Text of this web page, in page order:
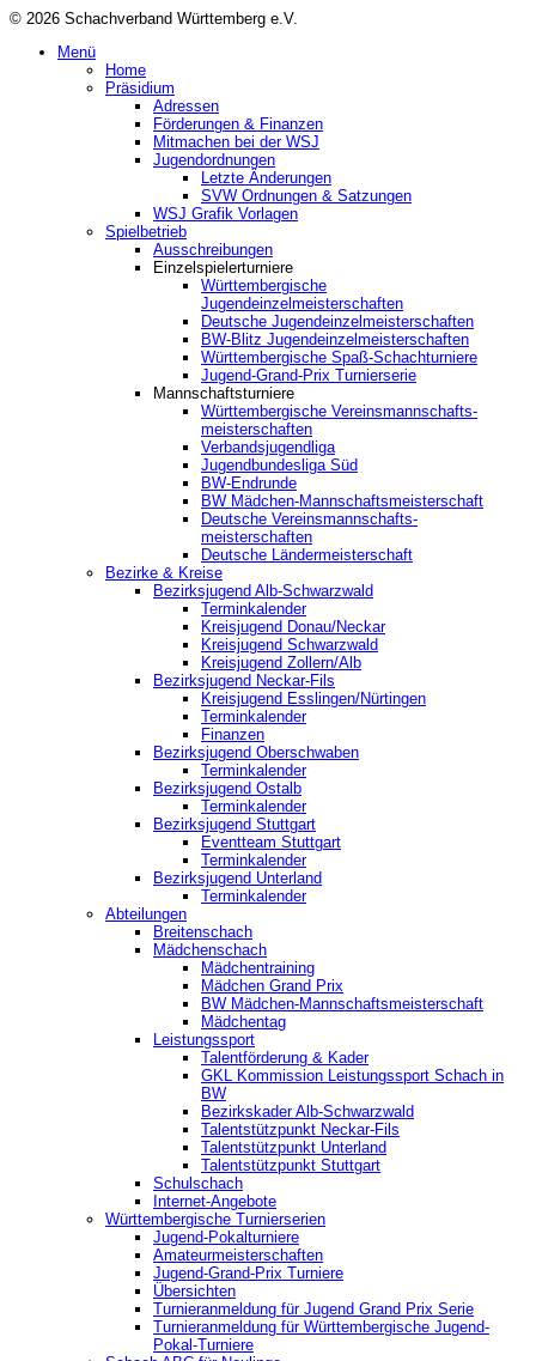
© 2026 Schachverband Württemberg e.V.
Menü
Home
Präsidium
Adressen
Förderungen & Finanzen
Mitmachen bei der WSJ
Jugendordnungen
Letzte Änderungen
SVW Ordnungen & Satzungen
WSJ Grafik Vorlagen
Spielbetrieb
Ausschreibungen
Einzelspielerturniere
Württembergische
Jugendeinzelmeisterschaften
Deutsche Jugendeinzelmeisterschaften
BW-Blitz Jugendeinzelmeisterschaften
Württembergische Spaß-Schachturniere
Jugend-Grand-Prix Turnierserie
Mannschaftsturniere
Württembergische Vereinsmannschafts-
meisterschaften
Verbandsjugendliga
Jugendbundesliga Süd
BW-Endrunde
BW Mädchen-Mannschaftsmeisterschaft
Deutsche Vereinsmannschafts-
meisterschaften
Deutsche Ländermeisterschaft
Bezirke & Kreise
Bezirksjugend Alb-Schwarzwald
Terminkalender
Kreisjugend Donau/Neckar
Kreisjugend Schwarzwald
Kreisjugend Zollern/Alb
Bezirksjugend Neckar-Fils
Kreisjugend ‎Esslingen/Nürtingen
Terminkalender
Finanzen
Bezirksjugend Oberschwaben
Terminkalender
Bezirksjugend Ostalb
Terminkalender
Bezirksjugend Stuttgart
‎Eventteam Stuttgart
Terminkalender
Bezirksjugend Unterland
Terminkalender
Abteilungen
Breitenschach
Mädchenschach
Mädchentraining
Mädchen Grand Prix
BW Mädchen-Mannschaftsmeisterschaft
Mädchentag
Leistungssport
Talentförderung & Kader
GKL Kommission Leistungssport Schach in
BW
Bezirkskader Alb-Schwarzwald
Talentstützpunkt Neckar-Fils
Talentstützpunkt Unterland
Talentstützpunkt Stuttgart
Schulschach
Internet-Angebote
Württembergische Turnierserien
Jugend-Pokalturniere
Amateurmeisterschaften
Jugend-Grand-Prix Turniere
Übersichten
Turnieranmeldung für Jugend Grand Prix Serie
Turnieranmeldung für Württembergische Jugend-
Pokal-Turniere